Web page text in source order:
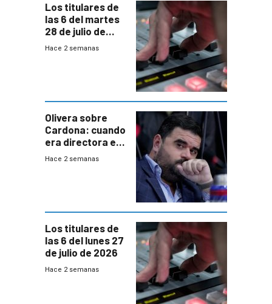
Los titulares de
las 6 del martes
28 de julio de
2026
Hace 2 semanas
Olivera sobre
Cardona: cuando
era directora en
UTE “no era muy
Hace 2 semanas
Los titulares de
las 6 del lunes 27
de julio de 2026
Hace 2 semanas